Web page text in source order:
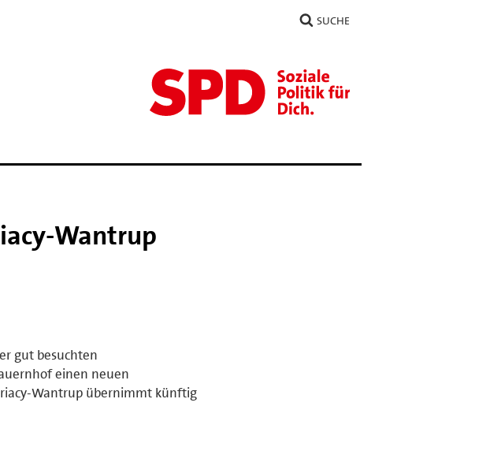
SUCHE
Wantrup
gut besuchten
einen neuen
Wantrup übernimmt künftig